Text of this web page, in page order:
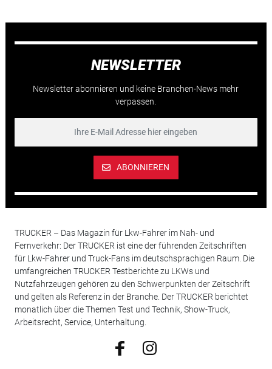
NEWSLETTER
Newsletter abonnieren und keine Branchen-News mehr
verpassen.
ABONNIEREN
TRUCKER – Das Magazin für Lkw-Fahrer im Nah- und
Fernverkehr: Der TRUCKER ist eine der führenden Zeitschriften
für Lkw-Fahrer und Truck-Fans im deutschsprachigen Raum. Die
umfangreichen TRUCKER Testberichte zu LKWs und
Nutzfahrzeugen gehören zu den Schwerpunkten der Zeitschrift
und gelten als Referenz in der Branche. Der TRUCKER berichtet
monatlich über die Themen Test und Technik, Show-Truck,
Arbeitsrecht, Service, Unterhaltung.